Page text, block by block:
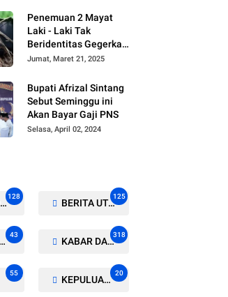
Penemuan 2 Mayat
Laki - Laki Tak
Beridentitas Gegerkan
Warga Rohil
Jumat, Maret 21, 2025
Bupati Afrizal Sintang
Sebut Seminggu ini
Akan Bayar Gaji PNS
Selasa, April 02, 2024
128
BERITA UTAMA
125
43
KABAR DAERAH
318
55
KEPULUAN MERANTI
20